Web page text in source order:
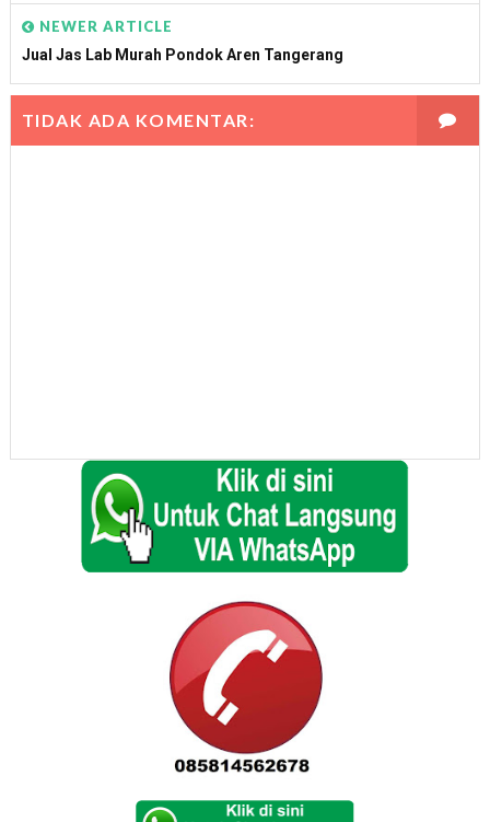
NEWER ARTICLE
Jual Jas Lab Murah Pondok Aren Tangerang
TIDAK ADA KOMENTAR: